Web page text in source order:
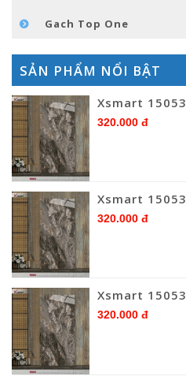
Gach Top One
SẢN PHẨM NỔI BẬT
Xsmart 15053
320.000 đ
Xsmart 15053
320.000 đ
Xsmart 15053
320.000 đ